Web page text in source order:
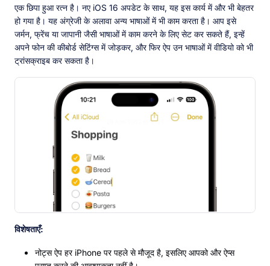
एक छिपा हुआ रत्न है। नए iOS 16 अपडेट के साथ, यह इस कार्य में और भी बेहतर
हो गया है। यह अंग्रेजी के अलावा अन्य भाषाओं में भी काम करता है। आप इसे
जर्मन, फ्रेंच या जापानी जैसी भाषाओं में काम करने के लिए सेट कर सकते हैं, इन्हें
अपने फोन की कीबोर्ड सेटिंग्स में जोड़कर, और फिर ऐप उन भाषाओं में वीडियो को भी
ट्रांसक्राइब कर सकता है।
विशेषताएँ:
नोट्स ऐप हर iPhone पर पहले से मौजूद है, इसलिए आपको और ऐप्स